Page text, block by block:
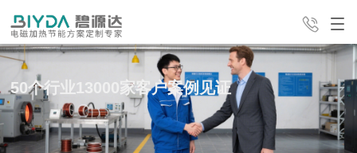
产品中心 解决方案 经典案例
50个行业13000家客户案例见证